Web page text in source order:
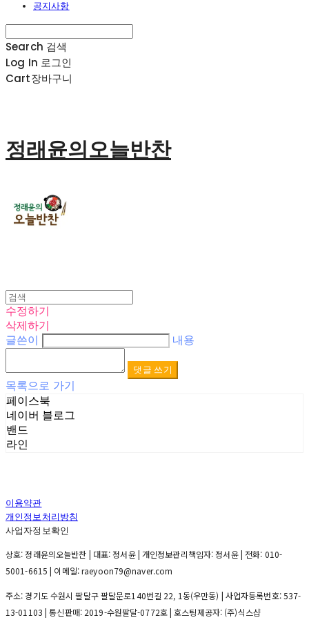
공지사항
Search 검색
Log In 로그인
Cart장바구니
정래윤의오늘반찬
수정하기
삭제하기
글쓴이
내용
댓글 쓰기
목록으로 가기
페이스북
네이버 블로그
밴드
라인
이용약관
개인정보처리방침
사업자정보확인
상호: 정래윤의오늘반찬 | 대표: 정서윤 | 개인정보관리책임자: 정서윤 | 전화: 010-
5001-6615 | 이메일: raeyoon79@naver.com
주소: 경기도 수원시 팔달구 팔달문로140번길 22, 1동(우만동) | 사업자등록번호:537-
13-01103 | 통신판매: 2019-수원팔달-0772호| 호스팅제공자: (주)식스샵